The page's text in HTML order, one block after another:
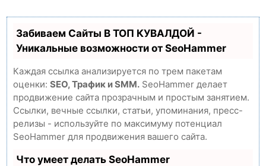
Забиваем Сайты В ТОП КУВАЛДОЙ -
Уникальные возможности от SeoHammer
Каждая ссылка анализируется по трем пакетам
оценки: SEO, Трафик и SMM. SeoHammer делает
продвижение сайта прозрачным и простым занятием.
Ссылки, вечные ссылки, статьи, упоминания, пресс-
релизы - используйте по максимуму потенциал
SeoHammer для продвижения вашего сайта.
Что умеет делать SeoHammer